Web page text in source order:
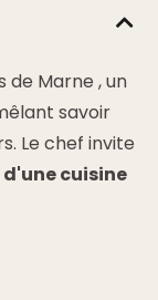
de Marne , un
savoir
Le chef invite
cuisine